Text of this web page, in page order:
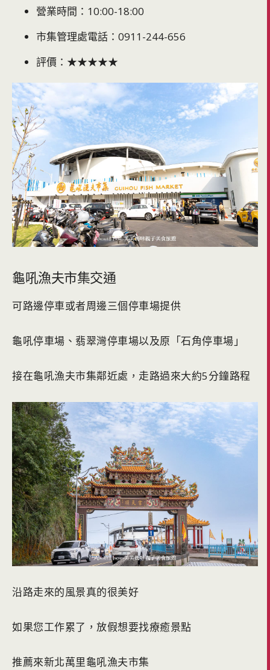
營業時間：10:00-18:00
市集管理處電話：0911-244-656
評價：★★★★★
龜吼漁夫市集交通
可路邊停車或者周邊三個停車場提供
龜吼停車場、翡翠灣停車場以及原「石角停車場」
接在龜吼漁夫市集鄰近處，走路過來大約5分鐘路程
沿路走來的風景真的很美好
如果您工作累了，放假想要找療癒景點
推薦來新北萬里龜吼漁夫市集